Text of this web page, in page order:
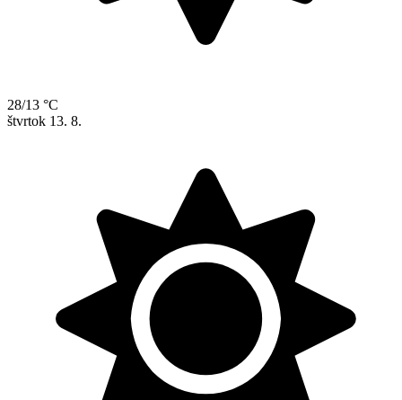
28/13 °C
štvrtok 13. 8.